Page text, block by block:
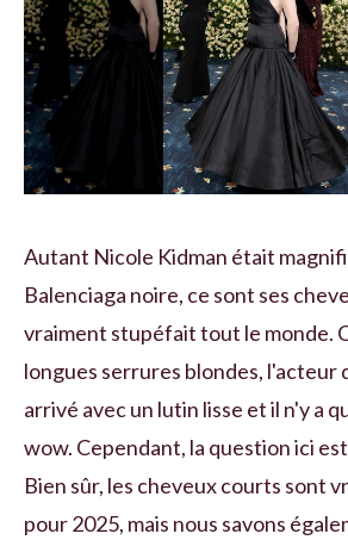
Autant Nicole Kidman était
Balenciaga noire, ce sont ses
vraiment stupéfait tout le monde.
longues serrures blondes, l'acteur
arrivé avec un lutin lisse et il n'y a
wow. Cependant, la question ici
Bien sûr, les cheveux courts sont
pour 2025, mais nous savons